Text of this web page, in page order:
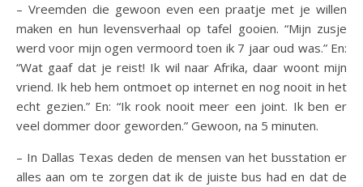
– Vreemden die gewoon even een praatje met je willen
maken en hun levensverhaal op tafel gooien. “Mijn zusje
werd voor mijn ogen vermoord toen ik 7 jaar oud was.” En:
“Wat gaaf dat je reist! Ik wil naar Afrika, daar woont mijn
vriend. Ik heb hem ontmoet op internet en nog nooit in het
echt gezien.” En: “Ik rook nooit meer een joint. Ik ben er
veel dommer door geworden.” Gewoon, na 5 minuten.
– In Dallas Texas deden de mensen van het busstation er
alles aan om te zorgen dat ik de juiste bus had en dat de